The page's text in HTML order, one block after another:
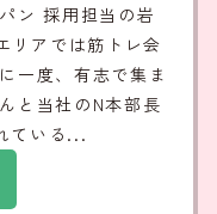
ン 採用担当の岩
アでは筋トレ会
一度、有志で集ま
と当社のN本部長
ている...